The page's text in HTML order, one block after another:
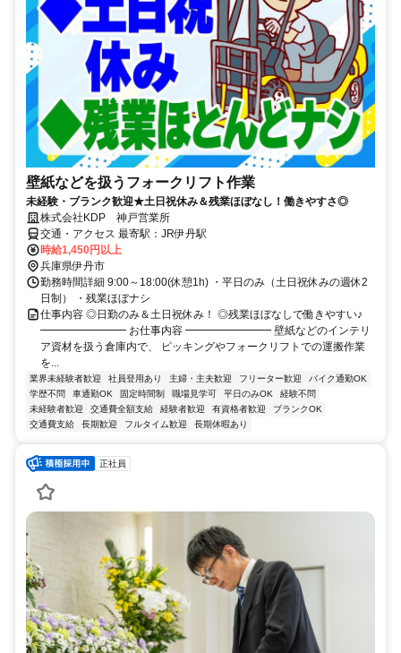
壁紙などを扱うフォークリフト作業
未経験・ブランク歓迎★土日祝休み＆残業ほぼなし！働きやすさ◎
株式会社KDP 神戸営業所
交通・アクセス 最寄駅：JR伊丹駅
時給1,450円以上
兵庫県伊丹市
勤務時間詳細 9:00～18:00(休憩1h) ・平日のみ（土日祝休みの週休2
日制） ・残業ほぼナシ
仕事内容 ◎日勤のみ＆土日祝休み！ ◎残業ほぼなしで働きやすい♪
━━━━━━━━ お仕事内容 ━━━━━━━━ 壁紙などのインテリ
ア資材を扱う倉庫内で、 ピッキングやフォークリフトでの運搬作業
を...
業界未経験者歓迎 社員登用あり 主婦・主夫歓迎 フリーター歓迎
バイク通勤OK
学歴不問
車通勤OK 固定時間制 職場見学可 平日のみOK
経験不問
未経験者歓迎
交通費全額支給 経験者歓迎 有資格者歓迎
ブランクOK
交通費支給
長期歓迎 フルタイム歓迎 長期休暇あり
正社員